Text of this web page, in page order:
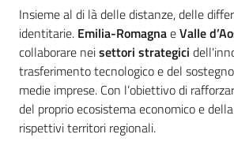
partecipazione
Seguici
su
Introduzione
Insieme al di là delle distanze, delle
identitarie. Emilia-RomagnaeValle
collaborare neisettori strategici
trasferimento tecnologico e del
medie imprese. Con l’obiettivo di
del proprio ecosistema economico e
rispettivi territori regionali.